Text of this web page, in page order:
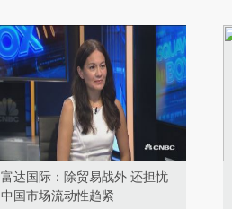
富达国际：除贸易战外 还担忧
中国市场流动性趋紧